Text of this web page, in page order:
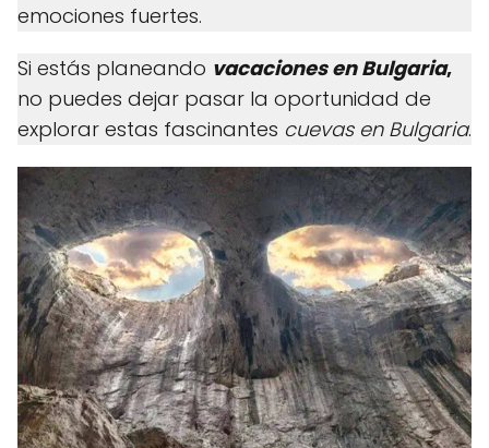
emociones fuertes.
Si estás planeando vacaciones en Bulgaria,
no puedes dejar pasar la oportunidad de
explorar estas fascinantes cuevas en Bulgaria.